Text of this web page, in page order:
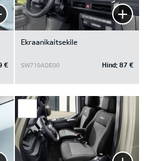
€
Ekraanikaitsekile
SW710ADE00 Hind: 87 €